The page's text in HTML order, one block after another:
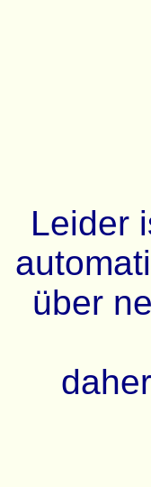
Leider
über